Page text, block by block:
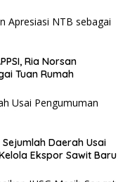
Ria Norsan
Tuan Rumah
Daerah Usai
Ekspor Sawit Baru